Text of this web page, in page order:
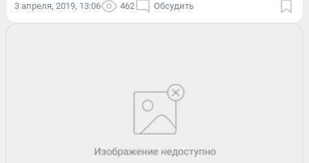
3 апреля, 2019, 13:06 462 Обсудить